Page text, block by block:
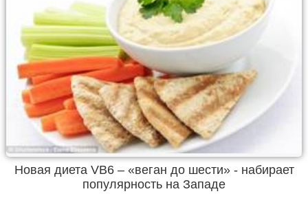
Новая диета VB6 – «веган до шести» - набирает
популярность на Западе